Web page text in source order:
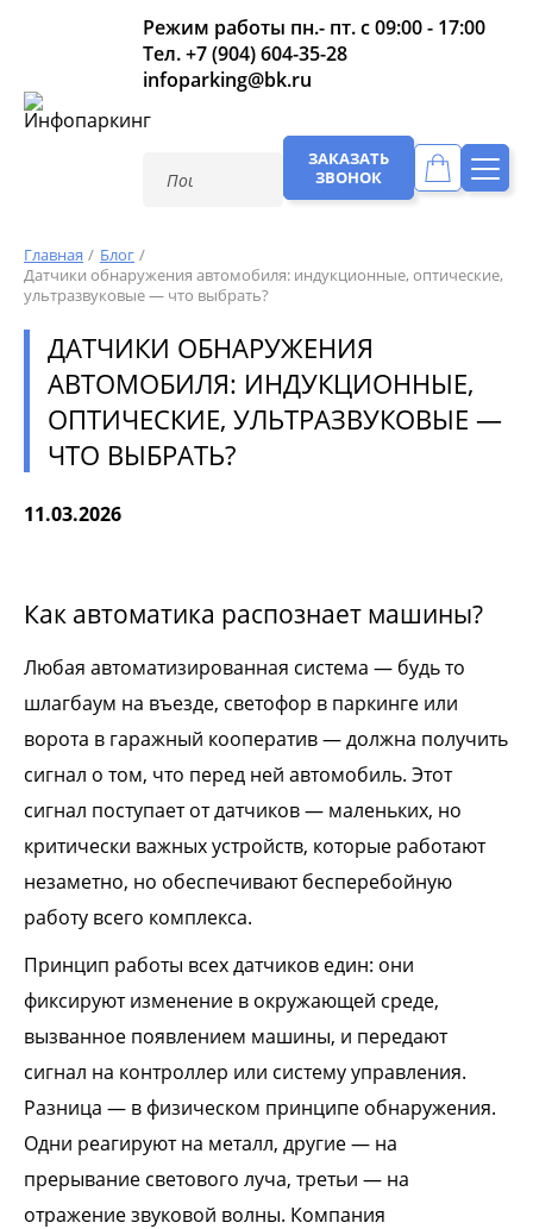
Режим работы пн.- пт. с 09:00 - 17:00
Тел.+7 (904) 604-35-28
infoparking@bk.ru
ЗАКАЗАТЬ
ЗВОНОК
Главная
Блог
Датчики обнаружения автомобиля: индукционные, оптические,
ультразвуковые — что выбрать?
ДАТЧИКИ ОБНАРУЖЕНИЯ
АВТОМОБИЛЯ: ИНДУКЦИОННЫЕ,
ОПТИЧЕСКИЕ, УЛЬТРАЗВУКОВЫЕ —
ЧТО ВЫБРАТЬ?
11.03.2026
Как автоматика распознает машины?
Любая автоматизированная система — будь то
шлагбаум на въезде, светофор в паркинге или
ворота в гаражный кооператив — должна получить
сигнал о том, что перед ней автомобиль. Этот
сигнал поступает от датчиков — маленьких, но
критически важных устройств, которые работают
незаметно, но обеспечивают бесперебойную
работу всего комплекса.
Принцип работы всех датчиков един: они
фиксируют изменение в окружающей среде,
вызванное появлением машины, и передают
сигнал на контроллер или систему управления.
Разница — в физическом принципе обнаружения.
Одни реагируют на металл, другие — на
прерывание светового луча, третьи — на
отражение звуковой волны. Компания